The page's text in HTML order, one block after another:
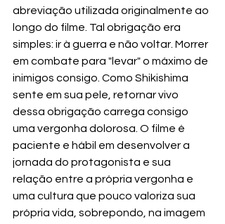
abreviação utilizada originalmente ao
longo do filme. Tal obrigação era
simples: ir à guerra e não voltar. Morrer
em combate para "levar" o máximo de
inimigos consigo. Como Shikishima
sente em sua pele, retornar vivo
dessa obrigação carrega consigo
uma vergonha dolorosa. O filme é
paciente e hábil em desenvolver a
jornada do protagonista e sua
relação entre a própria vergonha e
uma cultura que pouco valoriza sua
própria vida, sobrepondo, na imagem